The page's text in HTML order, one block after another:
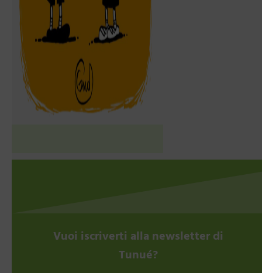
Vuoi iscriverti alla newsletter di
Tunué?